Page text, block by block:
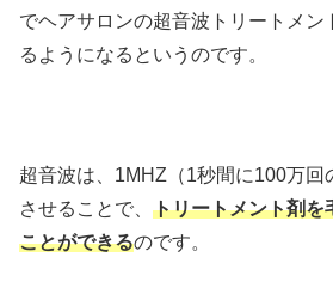
でヘアサロンの超音波トリートメン
るようになるというのです。
超音波は、1MHZ（1秒間に100万回
させることで、 トリートメント剤を
ことができるのです。